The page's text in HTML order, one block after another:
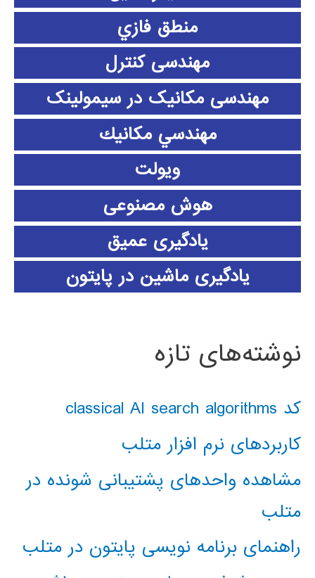
منطق فازي
مهندسی کنترل
مهندسی مکانیک در سیمولینک
مهندسي مكانيك
ویولت
هوش مصنوعی
یادگیری عمیق
یادگیری ماشین در پایتون
نوشته‌های تازه
کد classical AI search algorithms
کاربردهای نرم افزار متلب
مشاهده واحدهای پشتیبانی شونده در
متلب
راهنمای برنامه نویسی پایتون در متلب